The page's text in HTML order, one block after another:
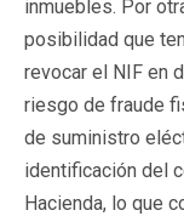
inmuebles. Por
posibilidad que
revocar el NIF en
riesgo de fraude
de suministro
identificación del
Hacienda, lo que